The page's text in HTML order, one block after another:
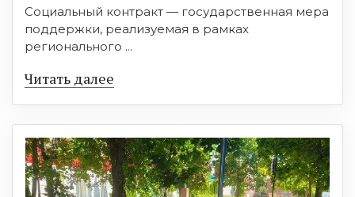
Социальный контракт — государственная мера
поддержки, реализуемая в рамках
регионального ...
Читать далее